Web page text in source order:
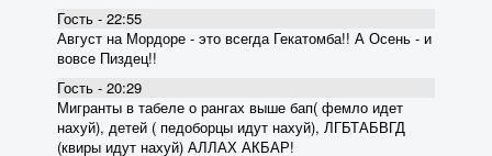
Гость - 22:55
Август на Мордоре - это всегда Гекатомба!! А Осень - и
вовсе Пиздец!!
Гость - 20:29
Мигранты в табеле о рангах выше бап( фемло идет
нахуй), детей ( педоборцы идут нахуй), ЛГБТАБВГД
(квиры идут нахуй) АЛЛАХ АКБАР!